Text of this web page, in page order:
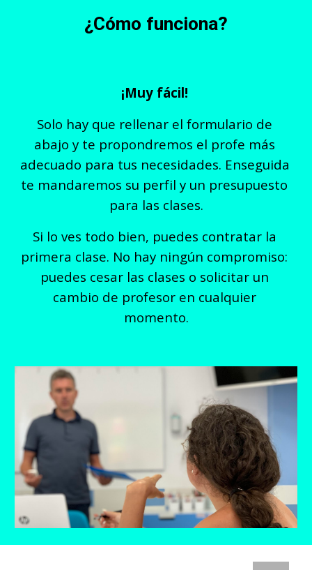
¿Cómo funciona?
¡Muy fácil!
Solo hay que rellenar el formulario de
abajo y te propondremos el profe más
adecuado para tus necesidades. Enseguida
te mandaremos su perfil y un presupuesto
para las clases.
Si lo ves todo bien, puedes contratar la
primera clase. No hay ningún compromiso:
puedes cesar las clases o solicitar un
cambio de profesor en cualquier
momento.